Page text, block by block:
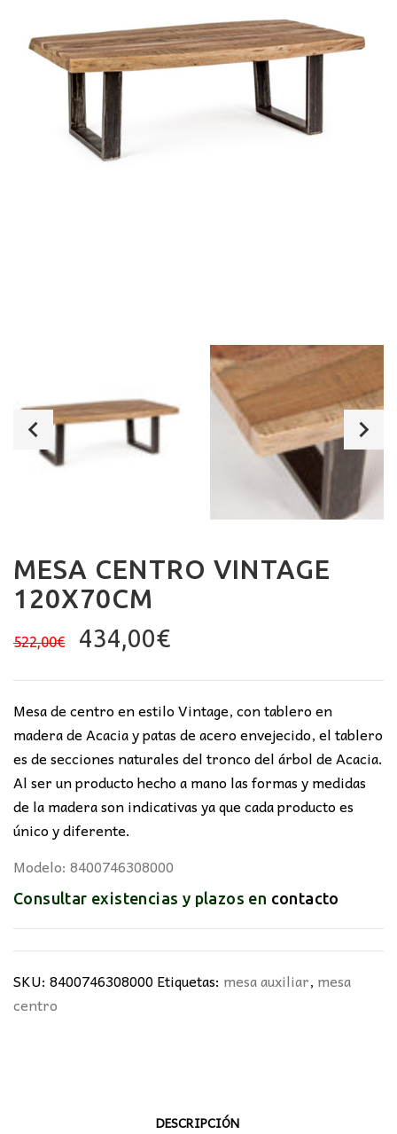
MESA CENTRO VINTAGE
120X70CM
522,00€
El
original
era:
522,00€.
434,00€El
actual
es:
434,00€.
Mesa de centro en estilo Vintage, con tablero en
madera de Acacia y patas de acero envejecido, el tablero
es de secciones naturales del tronco del árbol de Acacia.
Al ser un producto hecho a mano las formas y medidas
de la madera son indicativas ya que cada producto es
único y diferente.
Modelo: 8400746308000
Consultar existencias y plazos en contacto
SKU: 8400746308000Etiquetas: mesa auxiliar, mesa
centro
DESCRIPCIÓN